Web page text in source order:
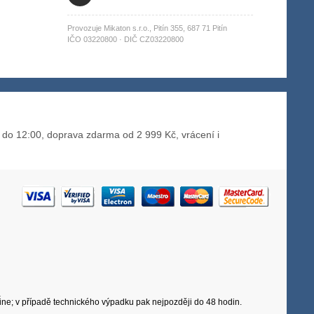
Provozuje Mikaton s.r.o., Pitín 355, 687 71 Pitín
IČO 03220800 · DIČ CZ03220800
12:00, doprava zdarma od 2 999 Kč, vrácení i
v případě technického výpadku pak nejpozději do 48 hodin.